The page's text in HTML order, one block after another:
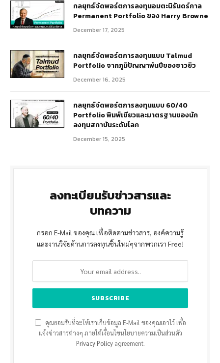
กลยุทธ์​จัดพอร์ตการลงทุนอมตะนิรันดร์กาล
Permanent Portfolio ของ Harry Browne
December 17, 2025
กลยุทธ์จัดพอร์ตการลงทุนแบบ Talmud
Portfolio จากภูมิปัญญาพันปีของชาวยิว
December 16, 2025
กลยุทธ์จัดพอร์ตการลงทุนแบบ 60/40
Portfolio พิมพ์เขียวและมาตรฐานของนัก
ลงทุนสถาบันระดับโลก
December 15, 2025
ลงทะเบียนรับข่าวสารและ
บทความ
กรอก E-Mail ของคุณ เพื่อติดตามข่าวสาร, องค์ความรู้
และงานวิจัยด้านการลงทุนชิ้นใหม่ๆจากพวกเรา Free!
คุณยอมรับที่จะให้เราเก็บข้อมูล E-Mail ของคุณเอาไว้ เพื่อ
แจ้งข่าวสารต่างๆ ภายใต้เงื่อนไขนโยบายความเป็นส่วนตัว
Privacy Policyagreement.